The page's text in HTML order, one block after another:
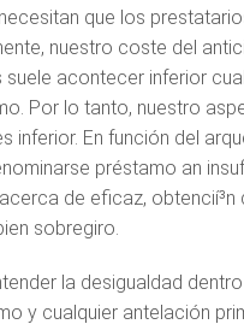
que los
nuestro coste del
suele acontecer inferior
Por lo tanto, nuestro
inferior. En función del
préstamo an
de eficaz, obtencií³n
sobregiro.
la desigualdad
y cualquier antelación